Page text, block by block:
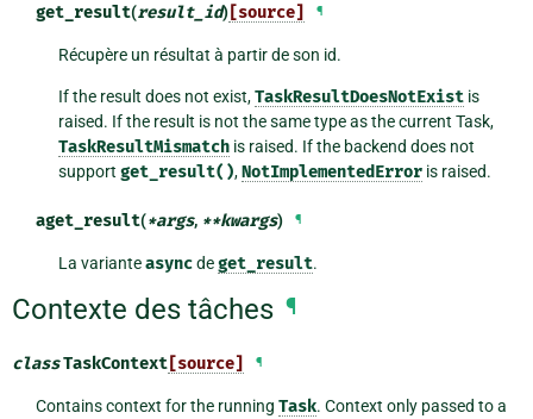
get_result(result_id)[source] ¶
Récupère un résultat à partir de son id.
If the result does not exist,TaskResultDoesNotExist is
raised. If the result is not the same type as the current Task,
TaskResultMismatch is raised. If the backend does not
supportget_result(),NotImplementedError is raised.
aget_result(*args, **kwargs) ¶
La varianteasyncdeget_result.
Contexte des tâches ¶
classTaskContext [source] ¶
Contains context for the running Task. Context only passed to a